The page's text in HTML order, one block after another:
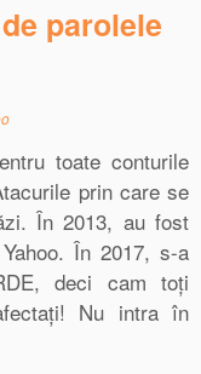
parolele
toate conturile
prin care se
În 2013, au fost
În 2017, s-a
deci cam toți
Nu intra în